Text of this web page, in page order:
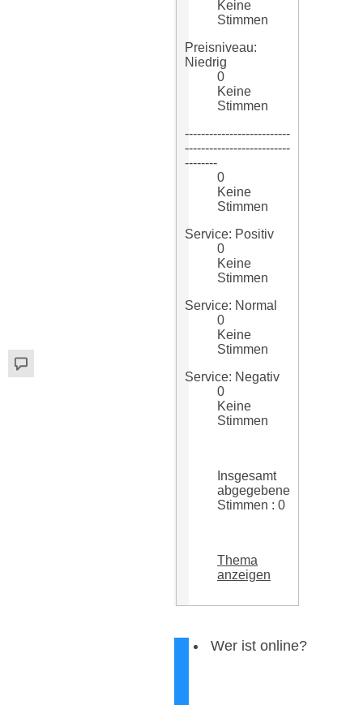
Keine
Stimmen
Preisniveau:
Niedrig
0
Keine
Stimmen
--------------------------
--------------------------
--------
0
Keine
Stimmen
Service: Positiv
0
Keine
Stimmen
Service: Normal
0
Keine
Stimmen
Service: Negativ
0
Keine
Stimmen
Insgesamt
abgegebene
Stimmen : 0
Thema
anzeigen
Wer ist online?